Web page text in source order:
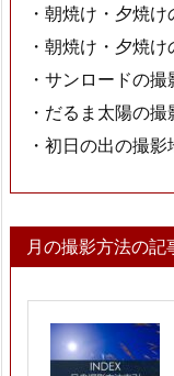
・朝焼け・夕焼
・朝焼け・夕焼
・サンロードの
・だるま太陽の撮
・初日の出の撮影
月の撮影方法の記